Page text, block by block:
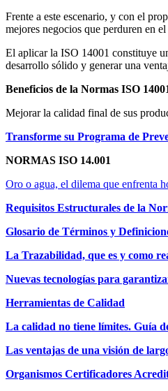
Frente a este escenario, y con el
mejores negocios que perduren en
El aplicar la ISO 14001 constituye
desarrollo sólido y generar una
Beneficios de la Normas ISO
Mejorar la calidad final de sus
Transforme su Programa de
NORMAS ISO 14.001
Oro o agua, el dilema que enfrenta
Requisitos Estructurales de la
Glosario de Términos y
La Trazabilidad, que es y como
Nuevas tecnologías para
Herramientas de Calidad
La calidad no tiene límites. Guía
Las ventajas de una visión de
Organismos Certificadores